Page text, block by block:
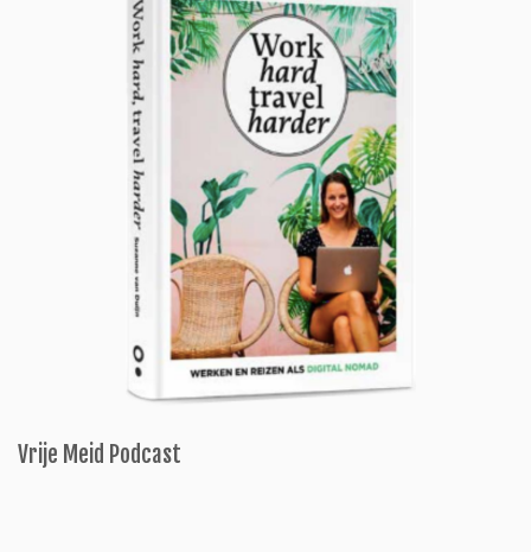
Vrije Meid Podcast